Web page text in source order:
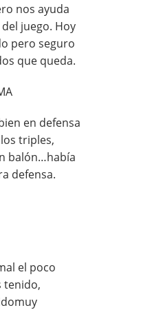
nos ayuda
juego. Hoy
pero seguro
que queda.
en defensa
triples,
balón…había
defensa.
el poco
tenido,